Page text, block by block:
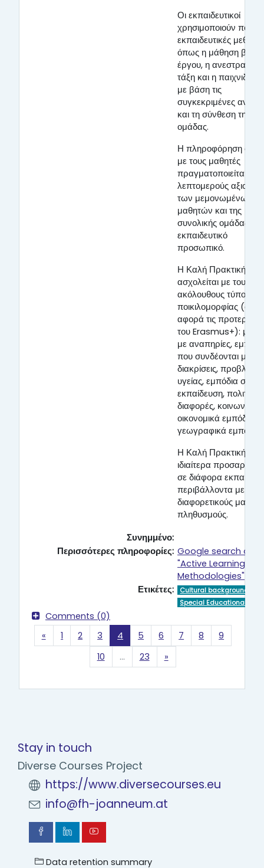
Οι εκπαιδευτικοί
χρησιμοποιούν
εκπαιδευτικές
όπως η μάθηση βάσει
έργου, η
τάξη και η
με βάση τις
συγκεκριμένες
και τη σύνθεση της
ομάδας.
Η πληροφόρηση
με τους μαθητές
πραγματοποιείται
λεπτομερούς
των μεμονωμένων
μαθητών και της
συνολικής ομάδας
εκπαιδευτικό
προσωπικό.
Η Καλή Πρακτική
ασχολείται με τους
ακόλουθους τύπους
ποικιλομορφίας (όσον
αφορά τις
του Erasmus+):
με αναπηρίες,
που συνδέονται με τις
διακρίσεις,
υγείας, εμπόδια στην
εκπαίδευση,
διαφορές, κοινωνικά
οικονομικά εμπόδια
γεωγραφικά εμπόδια.
Η Καλή Πρακτική
ιδιαίτερα
σε διάφορα
περιβάλλοντα με
διαφορετικούς
πληθυσμούς.
Συνημμένο:
Περισσότερες πληροφορίες: Google search of
"Active Learning
Methodologies"
Ετικέτες:
Cultural background
Special Educational
Comments (0)
« Previous page
1 Page 1
2 Page 2
3 Page 3
4 Page 4
5 Page 5
6 Page 6
7 Page 7
8 Page 8
9
10Page 10
… 23Page 23
»Next page
Stay in touch
Diverse Courses Project
https://www.diversecourses.eu
info@fh-joanneum.at
Data retention summary